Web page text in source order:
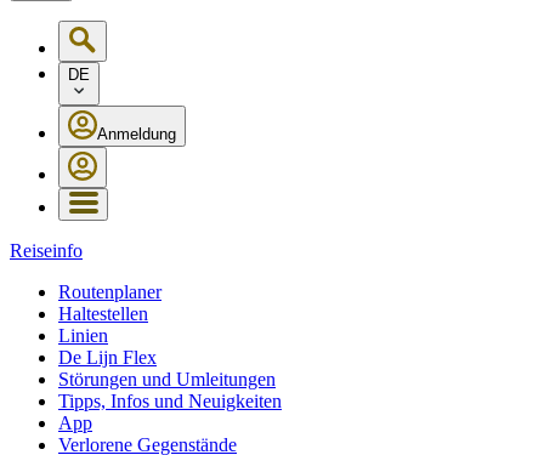
DE
Anmeldung
Reiseinfo
Routenplaner
Haltestellen
Linien
De Lijn Flex
Störungen und Umleitungen
Tipps, Infos und Neuigkeiten
App
Verlorene Gegenstände